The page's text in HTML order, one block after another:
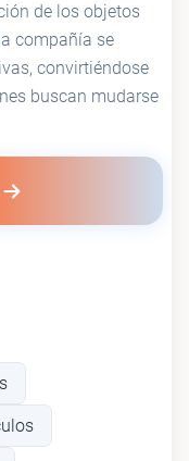
de los objetos
compañía se
convirtiéndose
buscan mudarse